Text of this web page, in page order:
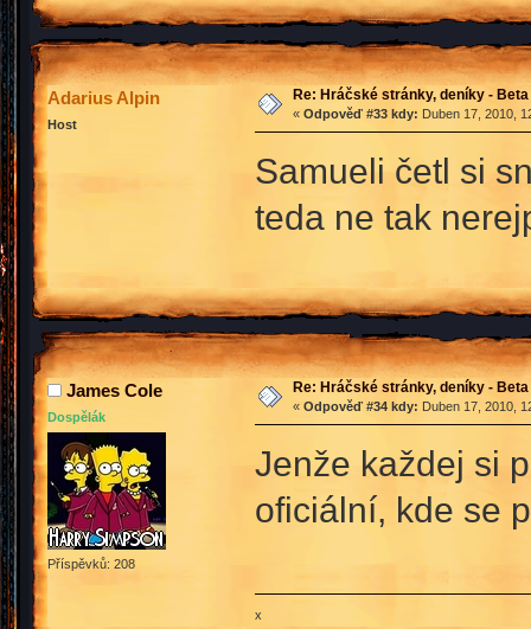
Adarius Alpin
Host
Re: Hráčské stránky, deníky - Beta
« Odpověď #33 kdy: Duben 17, 2010,
Samueli četl si
teda ne tak
James Cole
Dospělák
Příspěvků: 208
Re: Hráčské stránky, deníky - Beta
« Odpověď #34 kdy: Duben 17, 2010,
Jenže každej si
oficiální, kde se
x